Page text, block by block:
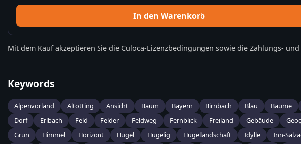
In den Warenkorb
Mit dem Kauf akzeptieren Sie die Culoca-Lizenzbedingungen sowie die Zahlungs-
Keywords
Alpenvorland Altötting Ansicht Baum Bayern Birnbach Blau Bäume
Dorf
Erlbach Feld Felder Feldweg Fernblick Freiland Gebäude
Grün
Himmel Horizont Hügel Hügelig Hügellandschaft Idylle Inn-